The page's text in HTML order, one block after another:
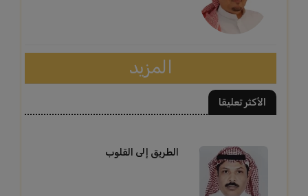
المزيد
الأكثر تعليقا
الطريق إلى القلوب